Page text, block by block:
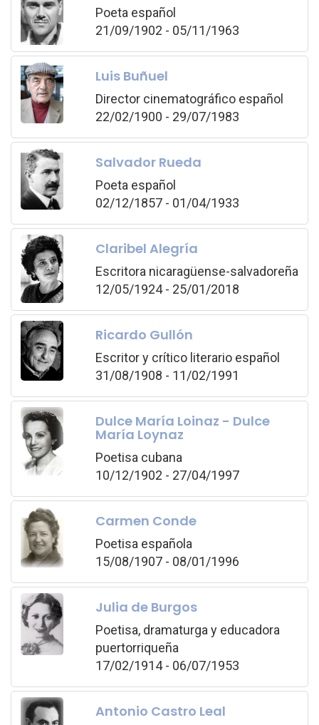
Poeta español
21/09/1902 - 05/11/1963
Luis Buñuel
Director cinematográfico español
22/02/1900 - 29/07/1983
Salvador Rueda
Poeta español
02/12/1857 - 01/04/1933
Claribel Alegría
Escritora nicaragüense-salvadoreña
12/05/1924 - 25/01/2018
Ricardo Gullón
Escritor y crítico literario español
31/08/1908 - 11/02/1991
Dulce María Loinaz - Dulce
María Loynaz
Poetisa cubana
10/12/1902 - 27/04/1997
Carmen Conde
Poetisa española
15/08/1907 - 08/01/1996
Julia de Burgos
Poetisa, dramaturga y educadora
puertorriqueña
17/02/1914 - 06/07/1953
Antonio Castro Leal